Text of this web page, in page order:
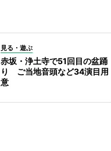
見る・遊ぶ
赤坂・浄土寺で51回目の盆踊
り ご当地音頭など34演目用
意